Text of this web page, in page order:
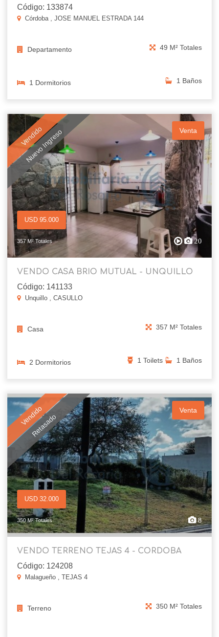
Código: 133874
Córdoba , JOSE MANUEL ESTRADA 144
Departamento 49 M² Totales
1 Dormitorios 1 Baños
Vendido
Nuevo Ingreso Venta
USD 95.000
357 M² Totales 20
VENDO CASA BRIO MUTUAL - UNQUILLO
Código: 141133
Unquillo , CASULLO
Casa 357 M² Totales
2 Dormitorios 1 Baños
1 Toilets
Vendido
Retasado
Venta
USD 32.000
350 M² Totales 8
VENDO TERRENO TEJAS 4 - CORDOBA
Código: 124208
Malagueño , TEJAS 4
Terreno 350 M² Totales